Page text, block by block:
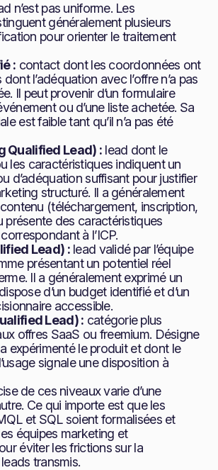
n’est pas uniforme. Les
généralement plusieurs
pour orienter le traitement
: contact dont les coordonnées ont
l’adéquation avec l’offre n’a pas
Il peut provenir d’un formulaire
ou d’une liste achetée. Sa
est faible tant qu’il n’a pas été
Qualified Lead) :lead dont le
les caractéristiques indiquent un
d’adéquation suffisant pour justifier
structuré. Il a généralement
(téléchargement, inscription,
présente des caractéristiques
à l’ICP.
Lead) :lead validé par l’équipe
présentant un potentiel réel
Il a généralement exprimé un
d’un budget identifié et d’un
accessible.
Lead) : catégorie plus
offres SaaS ou freemium. Désigne
expérimenté le produit et dont le
signale une disposition à
de ces niveaux varie d’une
Ce qui importe est que les
et SQL soient formalisées et
équipes marketing et
éviter les frictions sur la
transmis.